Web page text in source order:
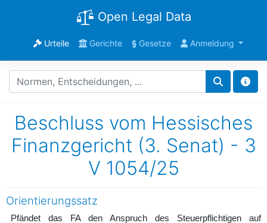
Open Legal Data
Urteile Gerichte §Gesetze Anmeldung
Beschluss vom Hessisches
Finanzgericht (3. Senat) - 3
V 1054/25
Orientierungssatz
Pfändet das FA den Anspruch des Steuerpflichtigen auf